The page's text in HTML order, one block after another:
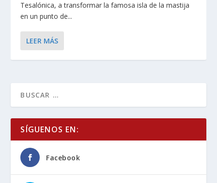
Tesalónica, a transformar la famosa isla de la mastija
en un punto de...
LEER MÁS
SÍGUENOS EN:
Facebook